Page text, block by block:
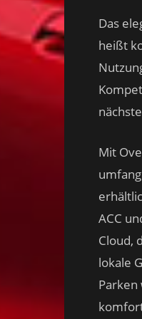
Das
heißt
Mit
ACC
Cloud,
lokale
Parken